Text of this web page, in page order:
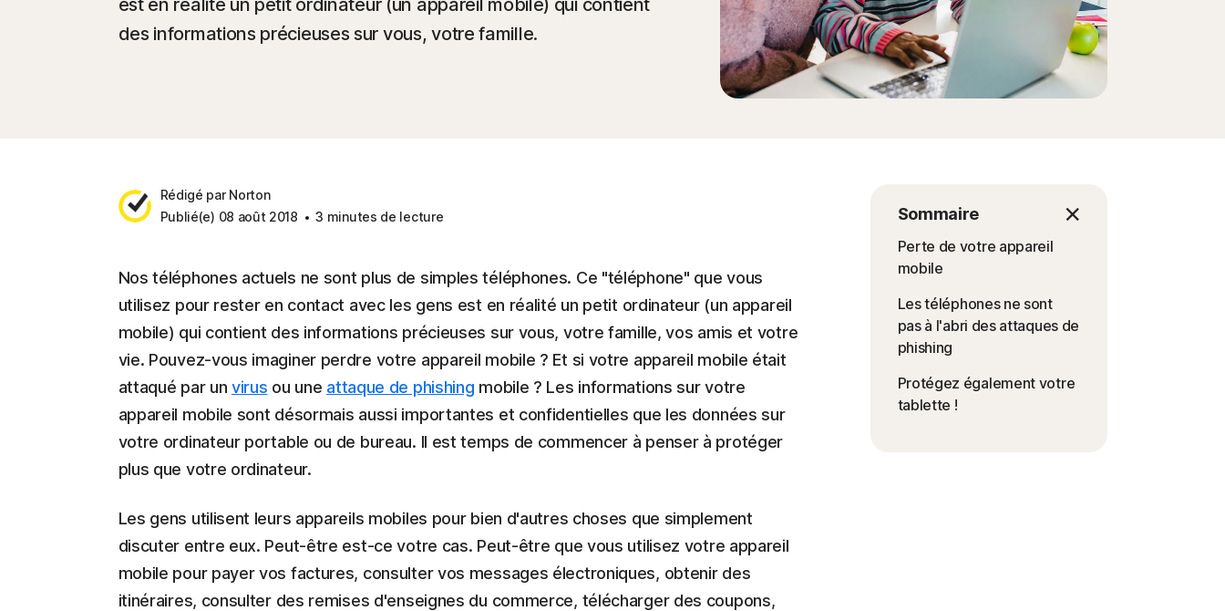
est en réalité un petit ordinateur (un appareil mobile) qui contient
des informations précieuses sur vous, votre famille.
Rédigé par Norton
Publié(e) 08 août 2018
3 minutes de lecture Sommaire
Perte de votre appareil
mobile
Les téléphones ne sont
pas à l'abri des attaques de
phishing
Protégez également votre
tablette !
Nos téléphones actuels ne sont plus de simples téléphones. Ce "téléphone" que vous
utilisez pour rester en contact avec les gens est en réalité un petit ordinateur (un appareil
mobile) qui contient des informations précieuses sur vous, votre famille, vos amis et votre
vie. Pouvez-vous imaginer perdre votre appareil mobile ? Et si votre appareil mobile était
attaqué par un virus ou une attaque de phishing mobile ? Les informations sur votre
appareil mobile sont désormais aussi importantes et confidentielles que les données sur
votre ordinateur portable ou de bureau. Il est temps de commencer à penser à protéger
plus que votre ordinateur.
Les gens utilisent leurs appareils mobiles pour bien d'autres choses que simplement
discuter entre eux. Peut-être est-ce votre cas. Peut-être que vous utilisez votre appareil
mobile pour payer vos factures, consulter vos messages électroniques, obtenir des
itinéraires, consulter des remises d'enseignes du commerce, télécharger des coupons,